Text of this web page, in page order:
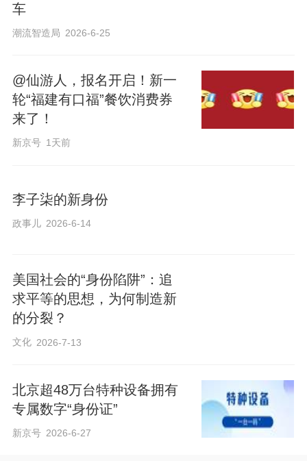
车
潮流智造局 2026-6-25
@仙游人，报名开启！新一
轮“福建有口福”餐饮消费券
来了！
新京号 1天前
李子柒的新身份
政事儿 2026-6-14
美国社会的“身份陷阱”：追
求平等的思想，为何制造新
的分裂？
文化 2026-7-13
北京超48万台特种设备拥有
专属数字“身份证”
新京号 2026-6-27